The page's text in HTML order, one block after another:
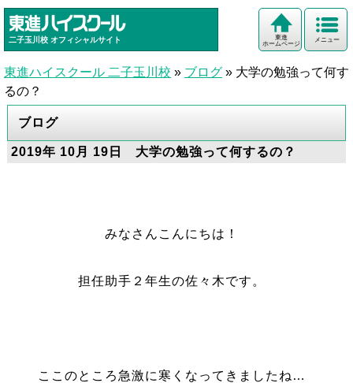
二子玉川校 オフィシャルサイト メニュー
東進
ホームページ
東進ハイスクール 二子玉川校 » ブログ » 大学の勉強って何す
るの？
ブログ
2019年 10月 19日 大学の勉強って何するの？
みなさんこんにちは！
担任助手２年生の佐々木です。
ここのところ急激に寒くなってきましたね…